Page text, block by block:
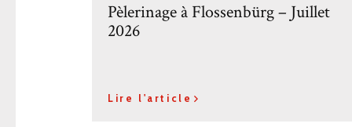
Pèlerinage à Flossenbürg – Juillet
2026
Lire l'article